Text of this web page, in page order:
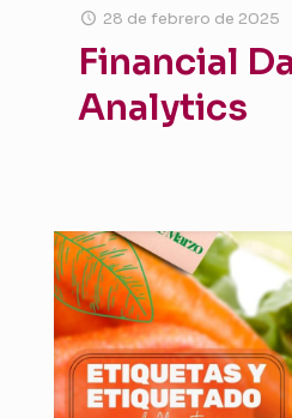
28 de febrero de 2025
Financial
Analytics